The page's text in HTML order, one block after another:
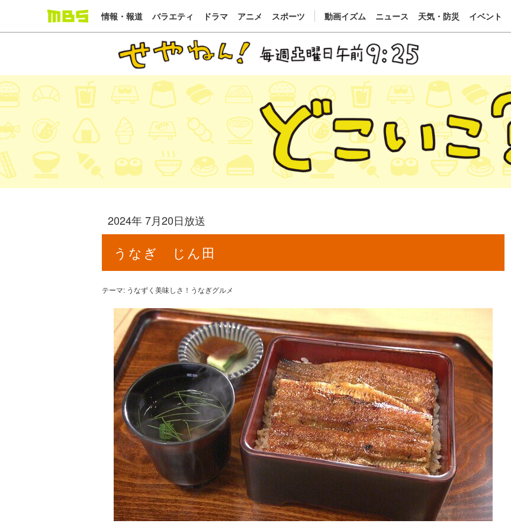
情報・報道 バラエティ ドラマ アニメ スポーツ 動画イズム ニュース 天気・防災 イベント
2024年 7月20日放送
うなぎ じん田
テーマ: うなずく美味しさ！うなぎグルメ